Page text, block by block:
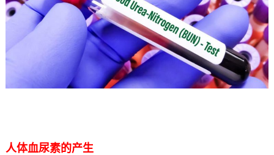
人体血尿素的产生